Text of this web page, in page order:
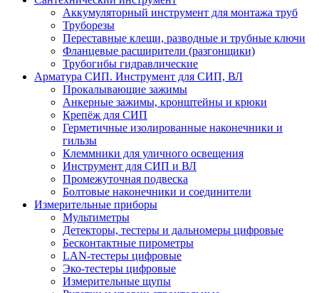
Аккумуляторный инструмент для монтажа труб
Труборезы
Переставные клещи, разводные и трубные ключи
Фланцевые расширители (разгонщики)
Трубогибы гидравлические
Арматура СИП. Инструмент для СИП, ВЛ
Прокалывающие зажимы
Анкерные зажимы, кронштейны и крюки
Крепёж для СИП
Герметичные изолированные наконечники и
гильзы
Клеммники для уличного освещения
Инструмент для СИП и ВЛ
Промежуточная подвеска
Болтовые наконечники и соединители
Измерительные приборы
Мультиметры
Детекторы, тестеры и дальномеры цифровые
Бесконтактные пирометры
LAN-тестеры цифровые
Эко-тестеры цифровые
Измерительные щупы